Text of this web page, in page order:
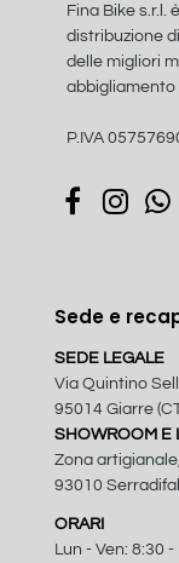
Fina Bike s.r.l.
distribuzione
delle migliori
abbigliamento
P.IVA
Sede e
SEDE LEGALE
Via Quintino
95014 Giarre
SHOWROOM E
Zona
93010
ORARI
Lun - Ven: 8:30